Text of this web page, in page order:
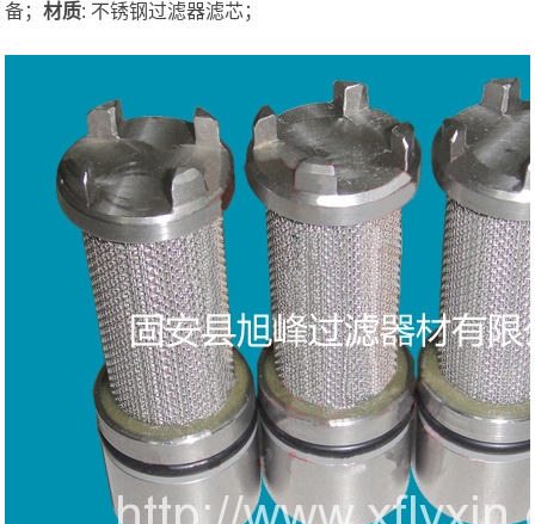
备；材质: 不锈钢过滤器滤芯；